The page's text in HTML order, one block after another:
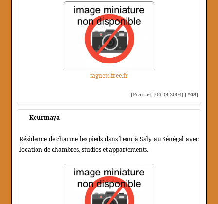
faguets.free.fr
[France] [06-09-2004] [#68]
Keurmaya
Résidence de charme les pieds dans l'eau à Saly au Sénégal avec
location de chambres, studios et appartements.